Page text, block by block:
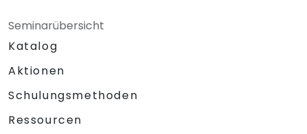
Seminarübersicht
Katalog
Aktionen
Schulungsmethoden
Ressourcen